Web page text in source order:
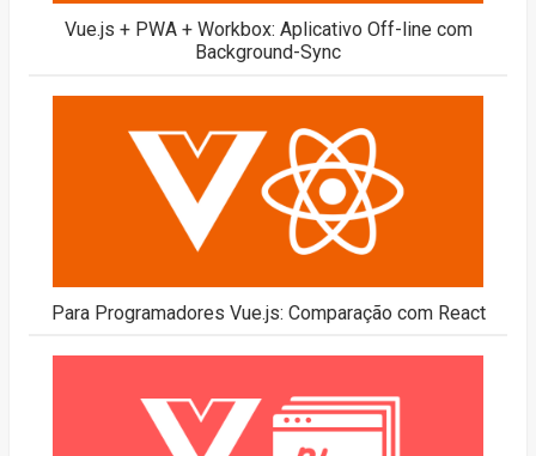
Vue.js + PWA + Workbox: Aplicativo Off-line com
Background-Sync
Para Programadores Vue.js: Comparação com React